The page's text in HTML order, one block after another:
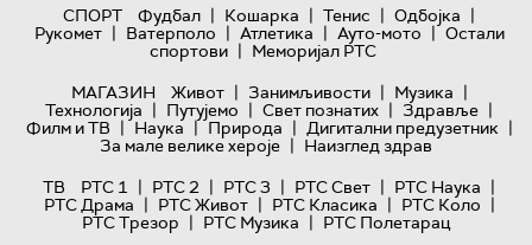
СПОРТ
Фудбал | Кошарка | Тенис | Одбојка |
Рукомет | Ватерполо | Атлетика | Ауто-мото | Остали
спортови | Меморијал РТС
МАГАЗИН
Живот | Занимљивости | Музика |
Технологијa | Путујемо | Свет познатих | Здравље |
Филм и ТВ | Наука | Природа | Дигитални предузетник |
За мале велике хероје | Наизглед здрав
ТВ
РТС 1 | РТС 2 | РТС 3 | РТС Свет | РТС Наука |
РТС Драма | РТС Живот | РТС Класика | РТС Коло |
РТС Трезор | РТС Музика | РТС Полетарац